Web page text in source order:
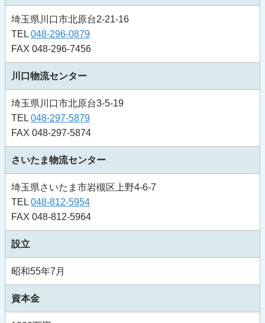
埼玉県川口市北原台2-21-16
TEL 048-296-0879
FAX 048-296-7456
川口物流センター
埼玉県川口市北原台3-5-19
TEL 048-297-5879
FAX 048-297-5874
さいたま物流センター
埼玉県さいたま市岩槻区上野4-6-7
TEL 048-812-5954
FAX 048-812-5964
設立
昭和55年7月
資本金